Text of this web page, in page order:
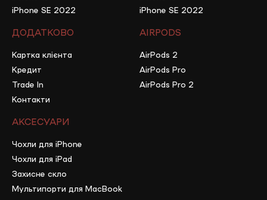
iPhone SE 2022
iPhone SE 2022
ДОДАТКОВО
Картка клієнта
Кредит
Trade In
Контакти
AIRPODS
AirPods 2
AirPods Pro
AirPods Pro 2
АКСЕСУАРИ
Чохли для iPhone
Чохли для iPad
Захисне скло
Мультипорти для MacBook